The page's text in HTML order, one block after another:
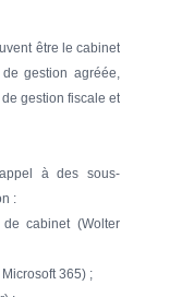
être le cabinet
de gestion agréée,
gestion fiscale et
à des sous-
:
cabinet (Wolter
365) ;